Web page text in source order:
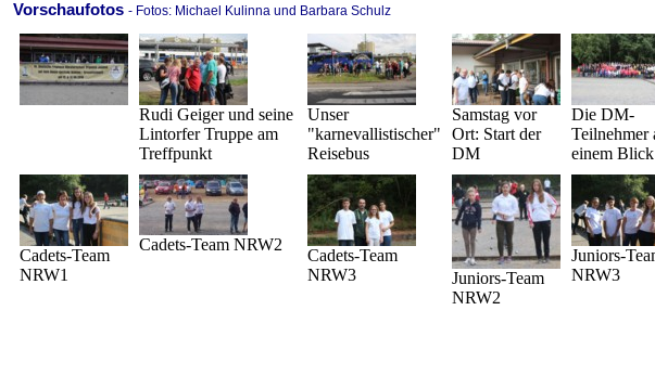
Vorschaufotos - Fotos: Michael Kulinna und Barbara Schulz
Rudi Geiger und seine
Lintorfer Truppe am
Treffpunkt
Unser
"karnevallistischer"
Reisebus
Samstag vor
Ort: Start der
DM
Die DM-
Teilnehmer
einem Blick
Cadets-Team
NRW1
Cadets-Team NRW2
Cadets-Team
NRW3
Juniors-Team
NRW2
Juniors-
NRW3